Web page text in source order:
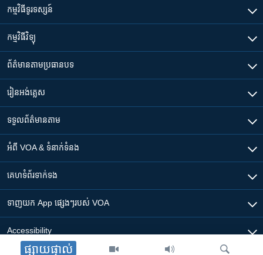
ផ្សាយផ្ទាល់
កម្មវិធី​ទូរទស្សន៍
កម្មវិធី​វិទ្យុ
ព័ត៌មាន​តាមប្រធានបទ​
រៀន​​អង់គ្លេស
ទទួល​ព័ត៌មាន​តាម
អំពី​ VOA & ទំនាក់ទំនង
គេហទំព័រ​​ទាក់ទង
ទាញយក​ App ផ្សេងៗ​របស់​ VOA
Accessibility